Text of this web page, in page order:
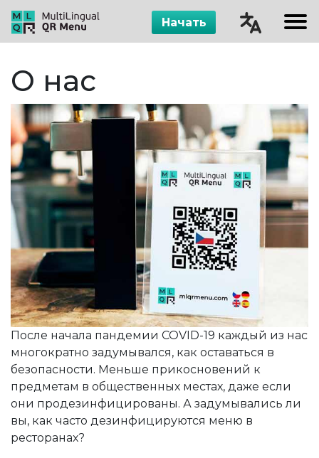
Начать
Русский
Español
О нас
После начала пандемии COVID-19 каждый из нас
многократно задумывался, как оставаться в
безопасности. Меньше прикосновений к
предметам в общественных местах, даже если
они продезинфицированы. А задумывались ли
вы, как часто дезинфицируются меню в
ресторанах?